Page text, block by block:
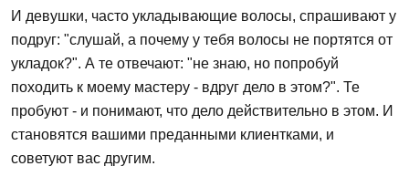
И девушки, часто укладывающие волосы, спрашивают у
подруг: "слушай, а почему у тебя волосы не портятся от
укладок?". А те отвечают: "не знаю, но попробуй
походить к моему мастеру - вдруг дело в этом?". Те
пробуют - и понимают, что дело действительно в этом. И
становятся вашими преданными клиентками, и
советуют вас другим.